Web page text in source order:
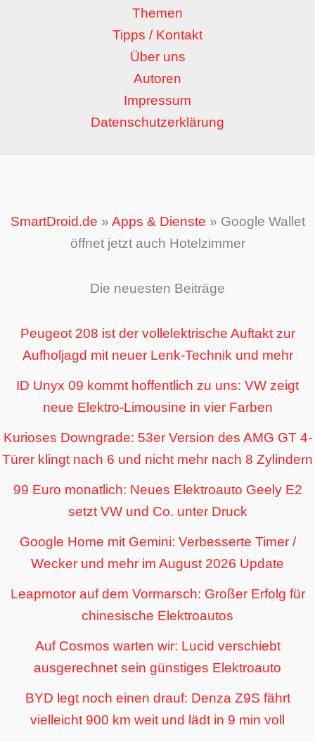
Themen
Tipps / Kontakt
Über uns
Autoren
Impressum
Datenschutzerklärung
SmartDroid.de » Apps & Dienste » Google Wallet
öffnet jetzt auch Hotelzimmer
Die neuesten Beiträge
Peugeot 208 ist der vollelektrische Auftakt zur
Aufholjagd mit neuer Lenk-Technik und mehr
ID Unyx 09 kommt hoffentlich zu uns: VW zeigt
neue Elektro-Limousine in vier Farben
Kurioses Downgrade: 53er Version des AMG GT 4-
Türer klingt nach 6 und nicht mehr nach 8 Zylindern
99 Euro monatlich: Neues Elektroauto Geely E2
setzt VW und Co. unter Druck
Google Home mit Gemini: Verbesserte Timer /
Wecker und mehr im August 2026 Update
Leapmotor auf dem Vormarsch: Großer Erfolg für
chinesische Elektroautos
Auf Cosmos warten wir: Lucid verschiebt
ausgerechnet sein günstiges Elektroauto
BYD legt noch einen drauf: Denza Z9S fährt
vielleicht 900 km weit und lädt in 9 min voll